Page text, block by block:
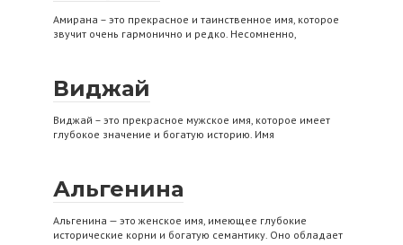
Амирана – это прекрасное и таинственное имя, которое
звучит очень гармонично и редко. Несомненно,
Виджай
Виджай – это прекрасное мужское имя, которое имеет
глубокое значение и богатую историю. Имя
Альгенина
Альгенина — это женское имя, имеющее глубокие
исторические корни и богатую семантику. Оно обладает